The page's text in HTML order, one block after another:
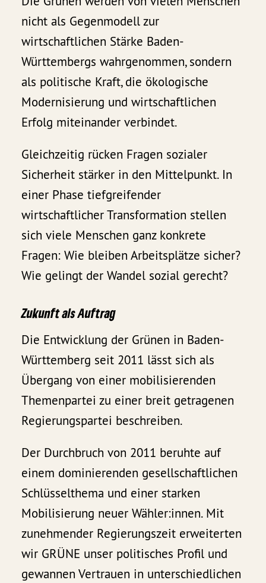
nicht als Gegenmodell zur
wirtschaftlichen Stärke Baden-
Württembergs wahrgenommen, sondern
als politische Kraft, die ökologische
Modernisierung und wirtschaftlichen
Erfolg miteinander verbindet.
Gleichzeitig rücken Fragen sozialer
Sicherheit stärker in den Mittelpunkt. In
einer Phase tiefgreifender
wirtschaftlicher Transformation stellen
sich viele Menschen ganz konkrete
Fragen: Wie bleiben Arbeitsplätze sicher?
Wie gelingt der Wandel sozial gerecht?
Zukunft als Auftrag
Die Entwicklung der Grünen in Baden-
Württemberg seit 2011 lässt sich als
Übergang von einer mobilisierenden
Themenpartei zu einer breit getragenen
Regierungspartei beschreiben.
Der Durchbruch von 2011 beruhte auf
einem dominierenden gesellschaftlichen
Schlüsselthema und einer starken
Mobilisierung neuer Wähler:innen. Mit
zunehmender Regierungszeit erweiterten
wir GRÜNE unser politisches Profil und
gewannen Vertrauen in unterschiedlichen